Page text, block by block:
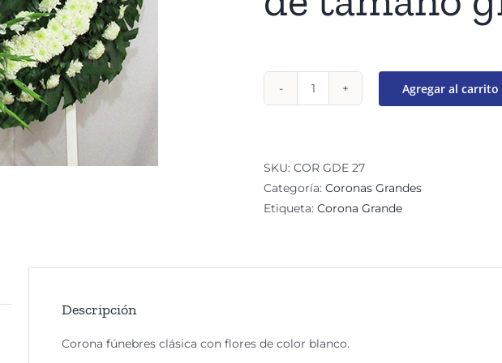
Corona
Agregar al carrito
SKU: COR GDE 27
Categoría: Coronas Grandes
Etiqueta: Corona Grande
Descripción
Corona fúnebres clásica con flores de color blanco.